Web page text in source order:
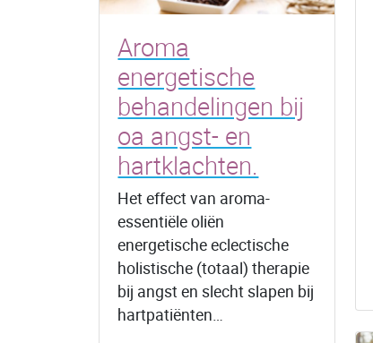
Aroma
energetische
behandelingen bij
oa angst- en
hartklachten.
Het effect van aroma-
essentiële oliën
energetische eclectische
holistische (totaal) therapie
bij angst en slecht slapen bij
hartpatiënten…